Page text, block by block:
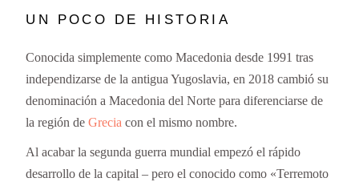
UN POCO DE HISTORIA
Conocida simplemente como Macedonia desde 1991 tras
independizarse de la antigua Yugoslavia, en 2018 cambió su
denominación a Macedonia del Norte para diferenciarse de
la región deGrecia con el mismo nombre.
Al acabar la segunda guerra mundial empezó el rápido
desarrollo de la capital – pero el conocido como «Terremoto